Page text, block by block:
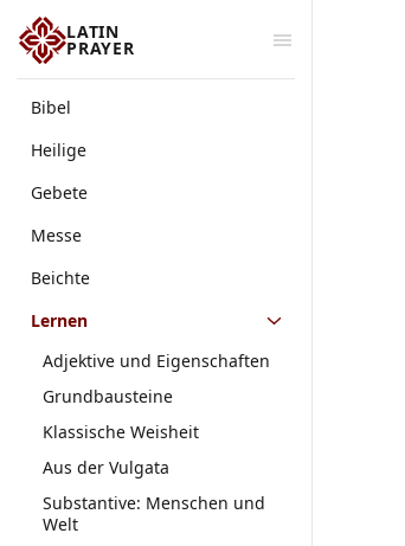
LATIN
PRAYER
Bibel
Heilige
Gebete
Messe
Beichte
Lernen
Adjektive und Eigenschaften
Grundbausteine
Klassische Weisheit
Aus der Vulgata
Substantive: Menschen und
Welt